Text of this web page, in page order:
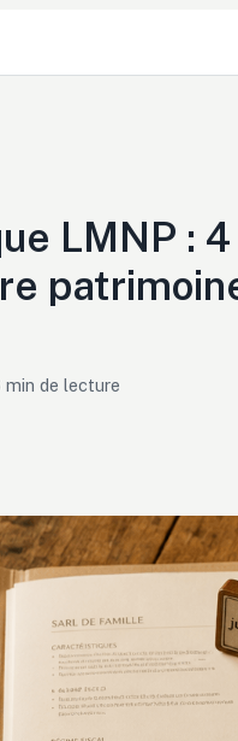
LMNP :
min de lecture